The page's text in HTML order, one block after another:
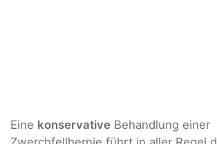
Eine konservative Behandlung einer